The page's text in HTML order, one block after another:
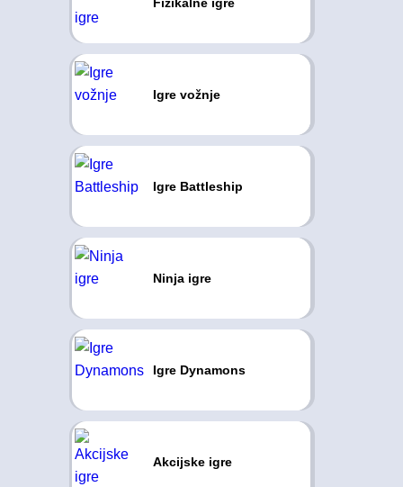
Igre vožnje
Igre Battleship
Ninja igre
Igre Dynamons
Akcijske igre